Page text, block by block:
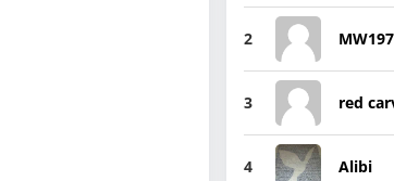
2 MW197
3 red
4 Alibi